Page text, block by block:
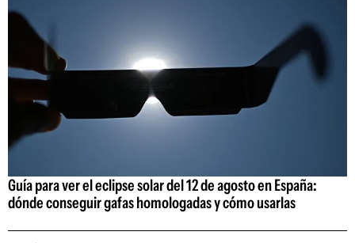
Guía para ver el eclipse solar del 12 de agosto en España:
dónde conseguir gafas homologadas y cómo usarlas